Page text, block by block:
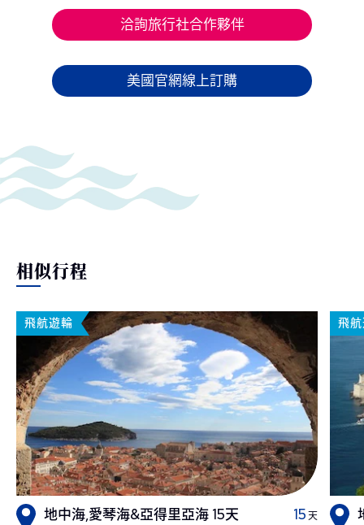
洽詢旅行社合作夥伴
美國官網線上訂購
相似行程
飛航遊輪
地中海,愛琴海&亞得里亞海 15天 15 天
飛